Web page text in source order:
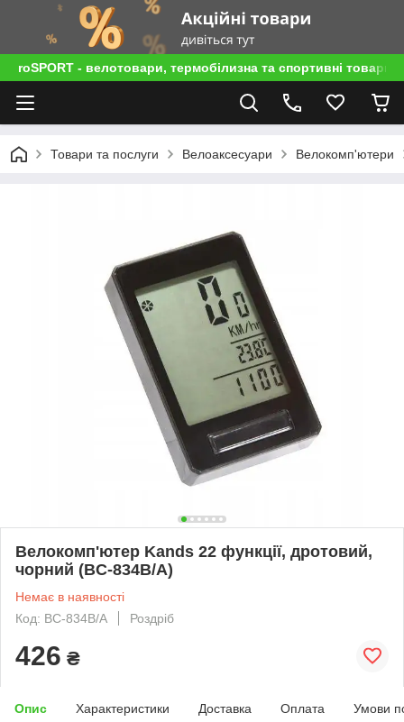
roSPORT - велотовари, термобілизна та спортивні товари
Товари та послуги Велоаксесуари Велокомп'ютери
Велокомп'ютер Kands 22 функції, дротовий,
чорний (BC-834B/A)
Немає в наявності
Код: BC-834B/A
Роздріб
426 ₴
Опис Характеристики Доставка Оплата Умови